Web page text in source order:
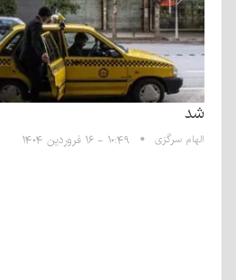
شد
الهام سرگزی ۱۰:۴۹ - ۱۶ فروردین ۱۴۰۴